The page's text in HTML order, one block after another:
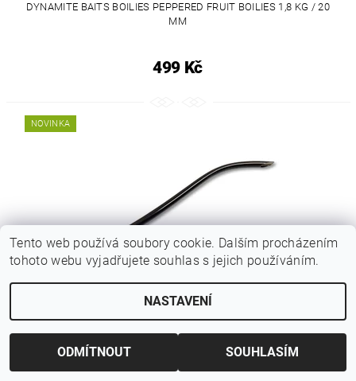
DYNAMITE BAITS BOILIES PEPPERED FRUIT BOILIES 1,8 KG / 20
MM
499 Kč
NOVINKA
449 Kč
Tento web používá soubory cookie. Dalším procházením
tohoto webu vyjadřujete souhlas s jejich používáním.
NASTAVENÍ
ODMÍTNOUT SOUHLASÍM